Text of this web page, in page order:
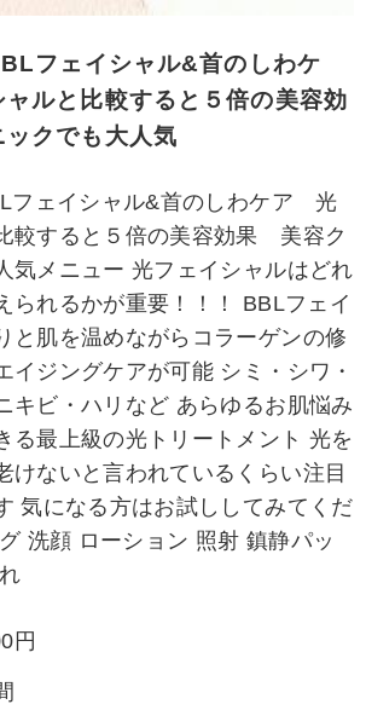
フェイシャル&首のしわケ
ルと比較すると５倍の美容効
クでも大人気
ェイシャル&首のしわケア 光
較すると５倍の美容効果 美容ク
気メニュー 光フェイシャルはどれ
られるかが重要！！！ BBLフェイ
と肌を温めながらコラーゲンの修
イジングケアが可能 シミ・シワ・
キビ・ハリなど あらゆるお肌悩み
る最上級の光トリートメント 光を
けないと言われているくらい注目
気になる方はお試ししてみてくだ
洗顔 ローション 照射 鎮静パッ
円